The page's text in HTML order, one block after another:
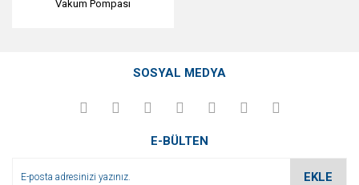
Vakum Pompası
SOSYAL MEDYA
E-BÜLTEN
EKLE